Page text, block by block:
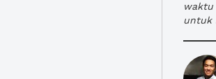
waktu
untuk